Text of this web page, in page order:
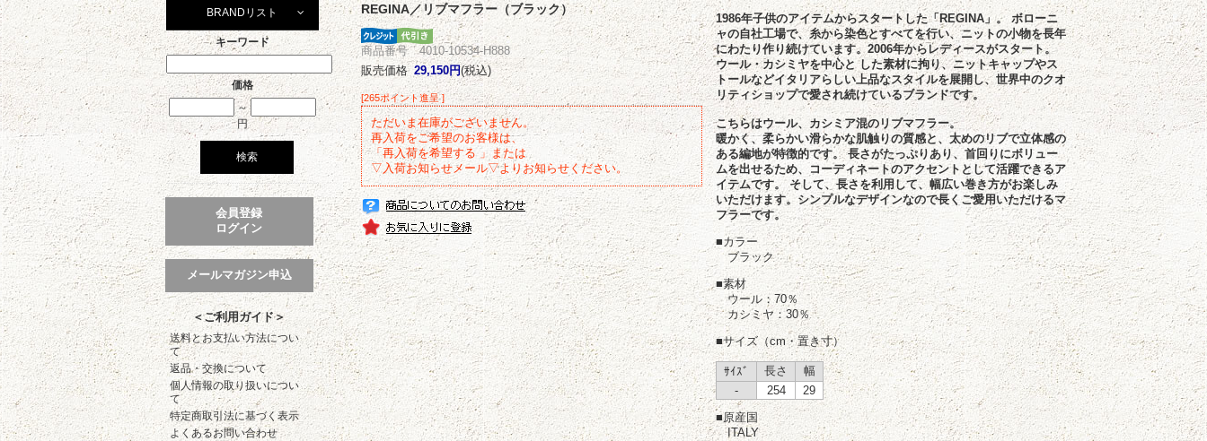
BRANDリスト
キーワード
価格
～
円
会員登録
ログイン
メールマガジン申込
＜ご利用ガイド＞
送料とお支払い方法につい
て
返品・交換について
個人情報の取り扱いについ
て
特定商取引法に基づく表示
よくあるお問い合わせ
1986年子供のアイテムからスタートした「REGINA」。 ボローニ
ャの自社工場で、糸から染色とすべてを行い、ニットの小物を長年
にわたり作り続けています。2006年からレディースがスタート。
ウール・カシミヤを中心と した素材に拘り、ニットキャップやス
トールなどイタリアらしい上品なスタイルを展開し、世界中のクオ
リティショップで愛され続けているブランドです。
こちらはウール、カシミア混のリブマフラー。
暖かく、柔らかい滑らかな肌触りの質感と、太めのリブで立体感の
ある編地が特徴的です。 長さがたっぷりあり、首回りにボリュー
ムを出せるため、コーディネートのアクセントとして活躍できるア
イテムです。 そして、長さを利用して、幅広い巻き方がお楽しみ
いただけます。シンプルなデザインなので長くご愛用いただけるマ
フラーです。
■カラー
ブラック
■素材
ウール：70％
カシミヤ：30％
■サイズ（cm・置き寸）
ｻｲｽﾞ 長さ
幅
-
254 29
■原産国
ITALY
REGINA／リブマフラー（ブラック）
商品番号 4010-10534-H888
販売価格 29,150円(税込)
[265ポイント進呈 ]
ただいま在庫がございません。
再入荷をご希望のお客様は、
「再入荷を希望する 」または
▽入荷お知らせメール▽よりお知らせください。